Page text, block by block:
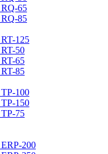
65
85
125
50
65
85
100
150
75
200